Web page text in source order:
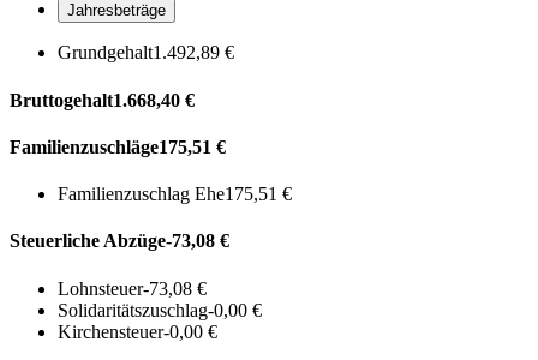
Jahresbeträge
Grundgehalt1.492,89 €
Bruttogehalt1.668,40 €
Familienzuschläge175,51 €
Familienzuschlag Ehe175,51 €
Steuerliche Abzüge-73,08 €
Lohnsteuer-73,08 €
Solidaritätszuschlag-0,00 €
Kirchensteuer-0,00 €